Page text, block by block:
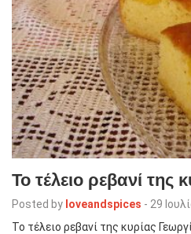
Το τέλειο ρεβανί της
Posted by loveandspices - 29
Το τέλειο ρεβανί της κυρίας